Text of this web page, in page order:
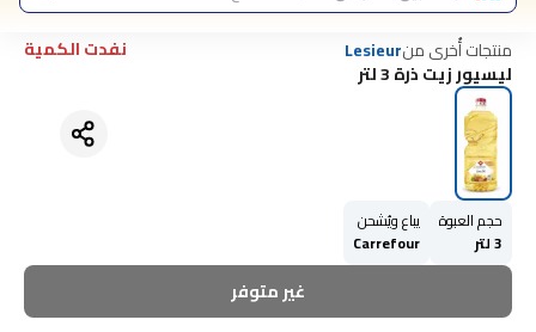
منتجات أُخرى منLesieur
نفدت الكمية
ليسيور زيت ذرة 3 لتر
حجم العبوة
3 لتر
يباع ويُشحن
Carrefour
غير متوفر